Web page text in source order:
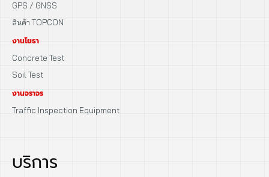
GPS / GNSS
สินค้า TOPCON
งานโยธา
Concrete Test
Soil Test
งานจราจร
Traffic Inspection Equipment
บริการ